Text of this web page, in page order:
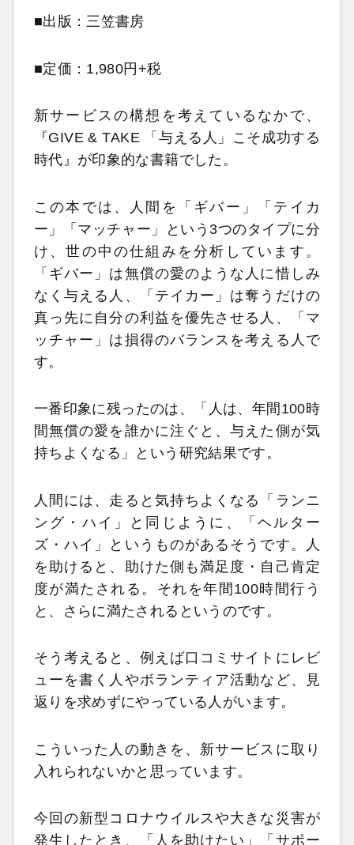
■出版：三笠書房
■定価：1,980円+税
新サービスの構想を考えているなかで、
『GIVE & TAKE 「与える人」こそ成功する
時代』が印象的な書籍でした。
この本では、人間を「ギバー」「テイカ
ー」「マッチャー」という3つのタイプに分
け、世の中の仕組みを分析しています。
「ギバー」は無償の愛のような人に惜しみ
なく与える人、「テイカー」は奪うだけの
真っ先に自分の利益を優先させる人、「マ
ッチャー」は損得のバランスを考える人で
す。
一番印象に残ったのは、「人は、年間100時
間無償の愛を誰かに注ぐと、与えた側が気
持ちよくなる」という研究結果です。
人間には、走ると気持ちよくなる「ランニ
ング・ハイ」と同じように、「ヘルター
ズ・ハイ」というものがあるそうです。人
を助けると、助けた側も満足度・自己肯定
度が満たされる。それを年間100時間行う
と、さらに満たされるというのです。
そう考えると、例えば口コミサイトにレビ
ューを書く人やボランティア活動など、見
返りを求めずにやっている人がいます。
こういった人の動きを、新サービスに取り
入れられないかと思っています。
今回の新型コロナウイルスや大きな災害が
発生したとき、「人を助けたい」「サポー